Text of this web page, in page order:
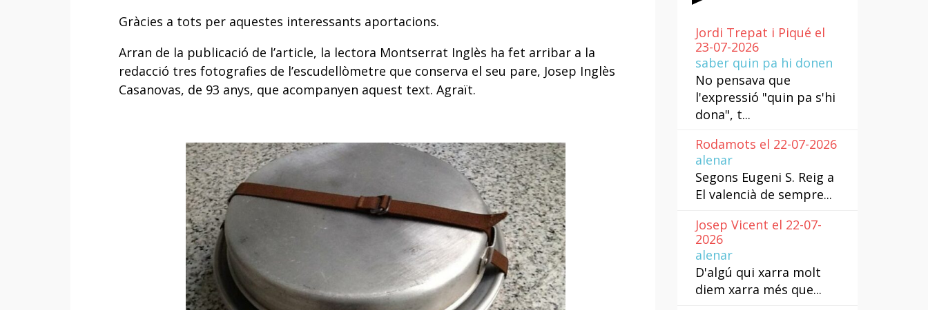
Gràcies a tots per aquestes interessants aportacions.
Arran de la publicació de l’article, la lectora Montserrat Inglès ha fet arribar a la
redacció tres fotografies de l’escudellòmetre que conserva el seu pare, Josep Inglès
Casanovas, de 93 anys, que acompanyen aquest text. Agraït.
Jordi Trepat i Piqué el
23-07-2026
saber quin pa hi donen
No pensava que
l'expressió "quin pa s'hi
dona", t...
Rodamots el 22-07-2026
alenar
Segons Eugeni S. Reig a
El valencià de sempre...
Josep Vicent el 22-07-
2026
alenar
D'algú qui xarra molt
diem xarra més que...